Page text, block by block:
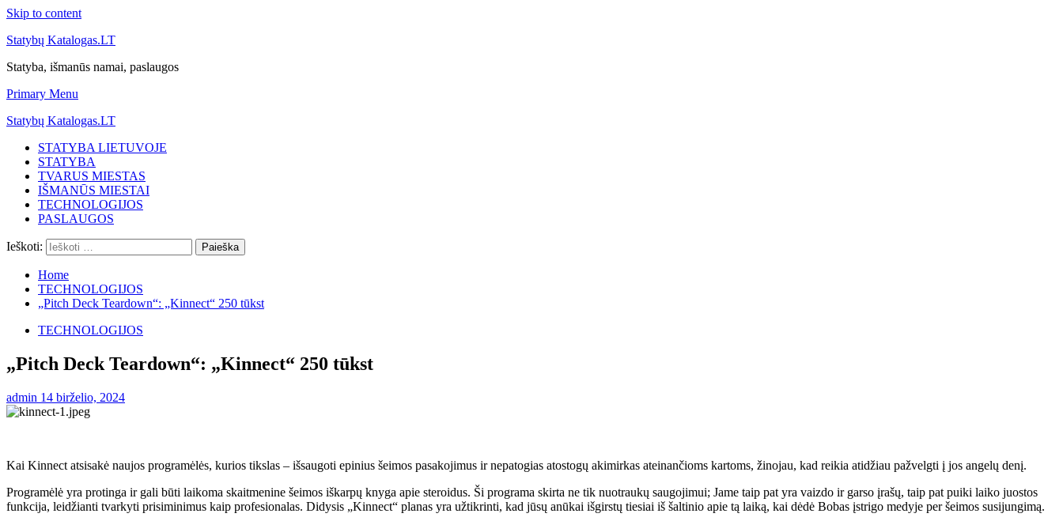
Skip to content
Statybų Katalogas.LT
Statyba, išmanūs namai, paslaugos
Primary Menu
Statybų Katalogas.LT
STATYBA LIETUVOJE
STATYBA
TVARUS MIESTAS
IŠMANŪS MIESTAI
TECHNOLOGIJOS
PASLAUGOS
Ieškoti:
Home
TECHNOLOGIJOS
„Pitch Deck Teardown“: „Kinnect“ 250 tūkst
TECHNOLOGIJOS
„Pitch Deck Teardown“: „Kinnect“ 250 tūkst
admin 14 birželio, 2024
Kai Kinnect atsisakė naujos programėlės, kurios tikslas – išsaugoti epinius šeimos pasakojimus ir nepatogias atostogų akimirkas ateinančioms kartoms, žinojau, kad reikia atidžiau pažvelgti į jos angelų denį.
Programėlė yra protinga ir gali būti laikoma skaitmenine šeimos iškarpų knyga apie steroidus. Ši programa skirta ne tik nuotraukų saugojimui; Jame taip pat yra vaizdo ir garso įrašų, taip pat puiki laiko juostos
funkcija, leidžianti tvarkyti prisiminimus kaip profesionalas. Didysis „Kinnect“ planas yra užtikrinti, kad jūsų anūkai išgirstų tiesiai iš šaltinio apie tą laiką, kai dėdė Bobas įstrigo medyje per šeimos susijungimą.